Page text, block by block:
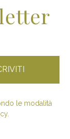
le modalità